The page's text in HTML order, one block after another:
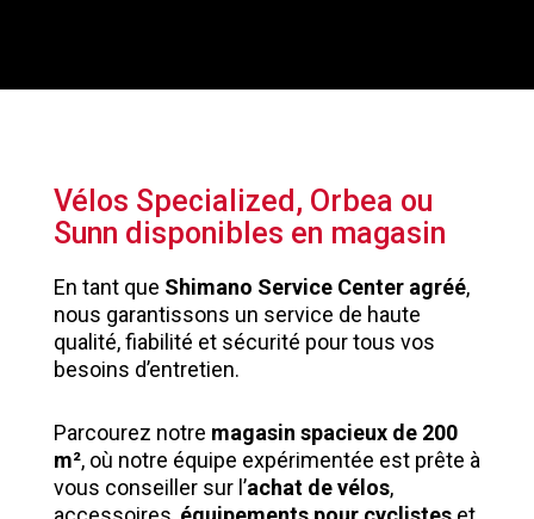
Vélos Specialized, Orbea ou
Sunn disponibles en magasin
En tant que Shimano Service Center agréé,
nous garantissons un service de haute
qualité, fiabilité et sécurité pour tous vos
besoins d’entretien.
Parcourez notre magasin spacieux de 200
m², où notre équipe expérimentée est prête à
vous conseiller sur l’achat de vélos,